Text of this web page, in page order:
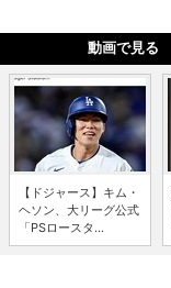
動画で見る
【ドジャース】キム・
ヘソン、大リーグ公式
「PSロースタ...